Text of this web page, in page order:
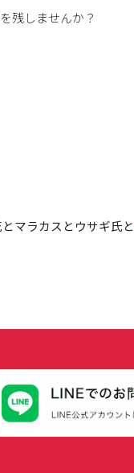
残しませんか？
とマラカスとウサギ氏と